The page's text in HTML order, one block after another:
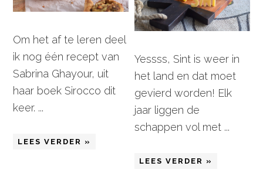
Om het af te leren deel
ik nog één recept van
Sabrina Ghayour, uit
haar boek Sirocco dit
keer. ...
LEES VERDER »
Yessss, Sint is weer in
het land en dat moet
gevierd worden! Elk
jaar liggen de
schappen vol met ...
LEES VERDER »